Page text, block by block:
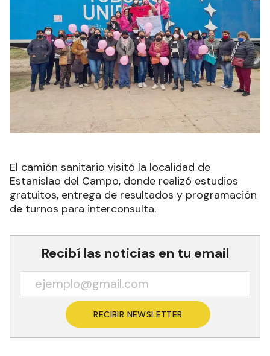
El camión sanitario visitó la localidad de
Estanislao del Campo, donde realizó estudios
gratuitos, entrega de resultados y programación
de turnos para interconsulta.
Recibí las noticias en tu email
RECIBIR NEWSLETTER